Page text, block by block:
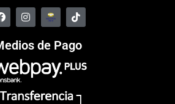
de Pago